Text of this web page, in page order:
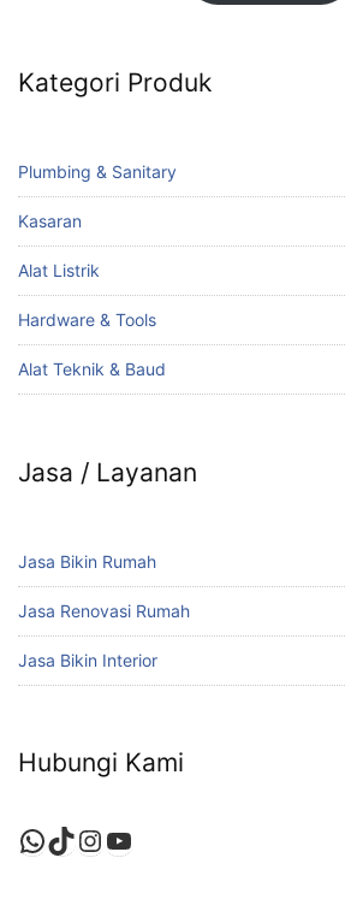
Kategori Produk
Plumbing & Sanitary
Kasaran
Alat Listrik
Hardware & Tools
Alat Teknik & Baud
Jasa / Layanan
Jasa Bikin Rumah
Jasa Renovasi Rumah
Jasa Bikin Interior
Hubungi Kami
WhatsApp
TikTok
Instagram
YouTube